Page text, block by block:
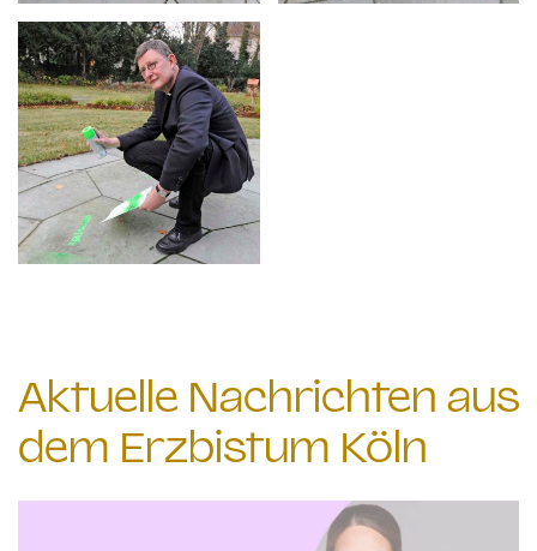
Aktuelle Nachrichten aus
dem Erzbistum Köln